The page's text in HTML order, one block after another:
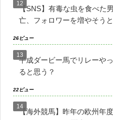
【SNS】有毒な虫を食べた
亡、フォロワーを増やそう
26ビュー
平成ダービー馬でリレーや
ると思う？
22ビュー
【海外競馬】昨年の欧州年